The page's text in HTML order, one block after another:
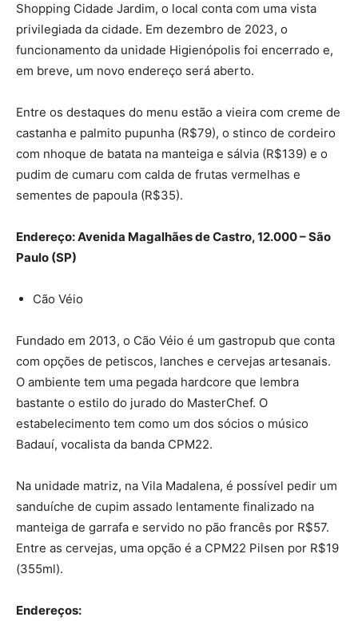
Shopping Cidade Jardim, o local conta com uma vista
privilegiada da cidade. Em dezembro de 2023, o
funcionamento da unidade Higienópolis foi encerrado e,
em breve, um novo endereço será aberto.
Entre os destaques do menu estão a vieira com creme de
castanha e palmito pupunha (R$79), o stinco de cordeiro
com nhoque de batata na manteiga e sálvia (R$139) e o
pudim de cumaru com calda de frutas vermelhas e
sementes de papoula (R$35).
Endereço: Avenida Magalhães de Castro, 12.000 – São
Paulo (SP)
Cão Véio
Fundado em 2013, o Cão Véio é um gastropub que conta
com opções de petiscos, lanches e cervejas artesanais.
O ambiente tem uma pegada hardcore que lembra
bastante o estilo do jurado do MasterChef. O
estabelecimento tem como um dos sócios o músico
Badauí, vocalista da banda CPM22.
Na unidade matriz, na Vila Madalena, é possível pedir um
sanduíche de cupim assado lentamente finalizado na
manteiga de garrafa e servido no pão francês por R$57.
Entre as cervejas, uma opção é a CPM22 Pilsen por R$19
(355ml).
Endereços: